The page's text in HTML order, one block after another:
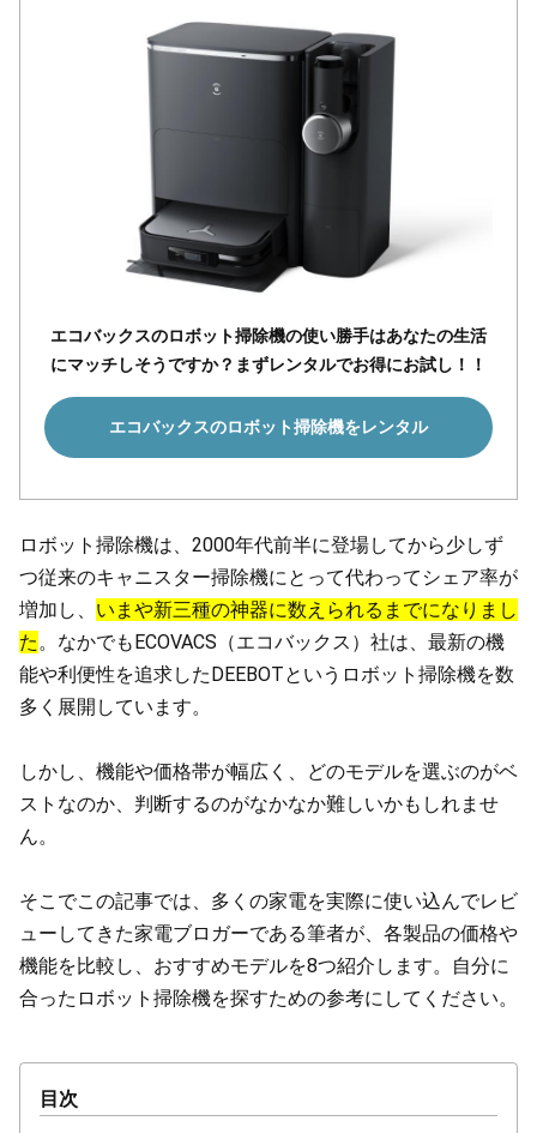
エコバックスのロボット掃除機の使い勝手はあなたの生活
にマッチしそうですか？まずレンタルでお得にお試し！！
エコバックスのロボット掃除機をレンタル
ロボット掃除機は、2000年代前半に登場してから少しず
つ従来のキャニスター掃除機にとって代わってシェア率が
増加し、 いまや新三種の神器に数えられるまでになりまし
た。なかでもECOVACS（エコバックス）社は、最新の機
能や利便性を追求したDEEBOTというロボット掃除機を数
多く展開しています。
しかし、機能や価格帯が幅広く、どのモデルを選ぶのがベ
ストなのか、判断するのがなかなか難しいかもしれませ
ん。
そこでこの記事では、多くの家電を実際に使い込んでレビ
ューしてきた家電ブロガーである筆者が、各製品の価格や
機能を比較し、おすすめモデルを8つ紹介します。自分に
合ったロボット掃除機を探すための参考にしてください。
目次